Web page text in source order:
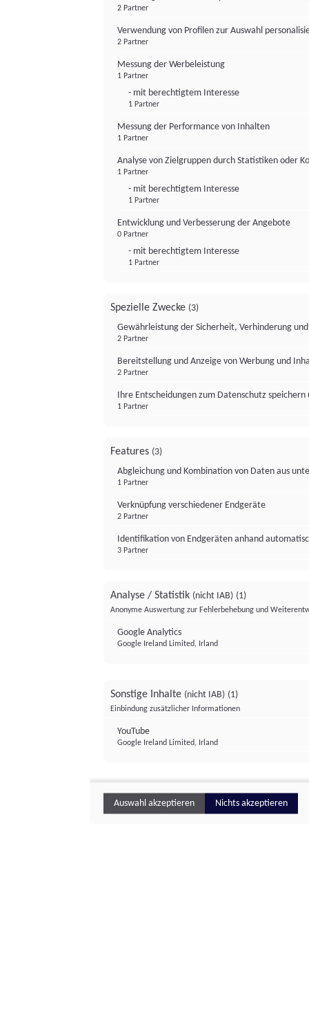
2 Partner
Verwendung von Profilen zur Auswahl
2 Partner
Messung der Werbeleistung
1 Partner
- mit berechtigtem Interesse
1 Partner
Messung der Performance von Inhalten
1 Partner
Analyse von Zielgruppen durch Statistiken oder
1 Partner
- mit berechtigtem Interesse
1 Partner
Entwicklung und Verbesserung der Angebote
0 Partner
- mit berechtigtem Interesse
1 Partner
Spezielle Zwecke (3)
Gewährleistung der Sicherheit, Verhinderung
2 Partner
Bereitstellung und Anzeige von Werbung und
2 Partner
Ihre Entscheidungen zum Datenschutz
1 Partner
Features (3)
Abgleichung und Kombination von Daten aus
1 Partner
Verknüpfung verschiedener Endgeräte
2 Partner
Identifikation von Endgeräten anhand
3 Partner
Analyse / Statistik (nicht IAB) (1)
Anonyme Auswertung zur Fehlerbehebung und
Google Analytics
Google Ireland Limited, Irland
Sonstige Inhalte (nicht IAB) (1)
Einbindung zusätzlicher Informationen
YouTube
Google Ireland Limited, Irland
Auswahl akzeptieren Nichts akzeptieren